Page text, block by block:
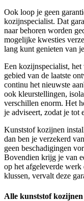
Ook loop je geen
kozijnspecialist. Dat
naar behoren worden
mogelijke kwesties
lang kunt genieten van
Een kozijnspecialist,
gebied van de laatste
continu het nieuwste
ook kleurstellingen,
verschillen enorm. Het
je adviseert, zodat je tot
Kunststof kozijnen
dan ben je verzekerd
geen beschadigingen
Bovendien krijg je van
op het afgeleverde
klussen, vervalt deze
Alle kunststof